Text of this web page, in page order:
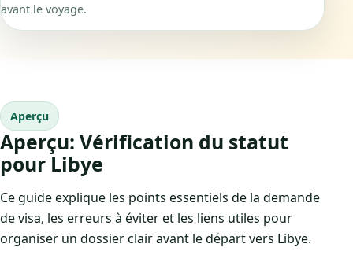
avant le voyage.
Aperçu
Aperçu: Vérification du statut
pour Libye
Ce guide explique les points essentiels de la demande
de visa, les erreurs à éviter et les liens utiles pour
organiser un dossier clair avant le départ vers Libye.